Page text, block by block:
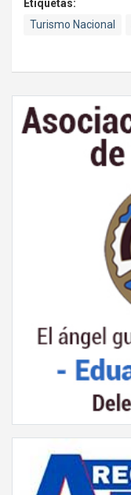
Etiquetas:
Turismo Nacional